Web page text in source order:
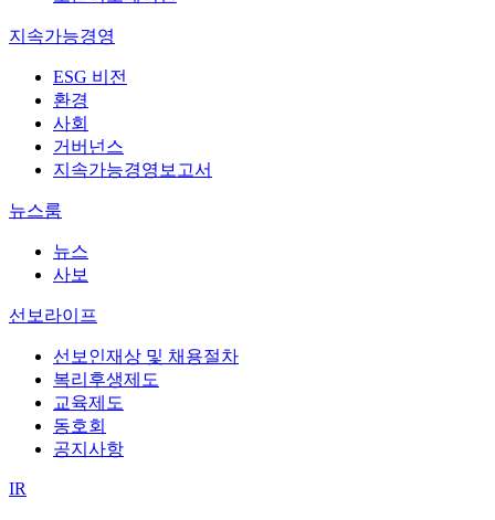
지속가능경영
ESG 비전
환경
사회
거버넌스
지속가능경영보고서
뉴스룸
뉴스
사보
선보라이프
선보인재상 및 채용절차
복리후생제도
교육제도
동호회
공지사항
IR